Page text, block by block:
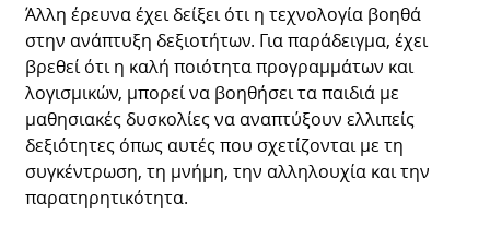
Άλλη έρευνα έχει δείξει ότι η τεχνολογία βοηθά
στην ανάπτυξη δεξιοτήτων. Για παράδειγμα, έχει
βρεθεί ότι η καλή ποιότητα προγραμμάτων και
λογισμικών, μπορεί να βοηθήσει τα παιδιά με
μαθησιακές δυσκολίες να αναπτύξουν ελλιπείς
δεξιότητες όπως αυτές που σχετίζονται με τη
συγκέντρωση, τη μνήμη, την αλληλουχία και την
παρατηρητικότητα.